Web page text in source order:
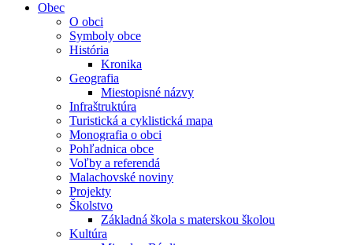
Obec
O obci
Symboly obce
História
Kronika
Geografia
Miestopisné názvy
Infraštruktúra
Turistická a cyklistická mapa
Monografia o obci
Pohľadnica obce
Voľby a referendá
Malachovské noviny
Projekty
Školstvo
Základná škola s materskou školou
Kultúra